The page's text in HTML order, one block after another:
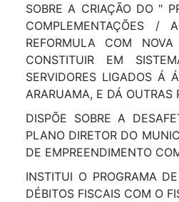
SOBRE A CRIAÇÃO DO "
COMPLEMENTAÇÕES /
REFORMULA COM
CONSTITUIR EM
SERVIDORES LIGADOS Á
ARARUAMA, E DÁ OUTRAS
DISPÕE SOBRE A
PLANO DIRETOR DO
DE EMPREENDIMENTO
INSTITUI O PROGRAMA
DÉBITOS FISCAIS COM O